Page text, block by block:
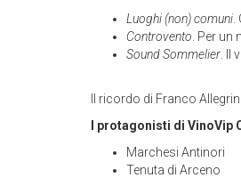
Luoghi (non) comuni
Controvento . Per
Sound Sommelier .
Il ricordo di Franco Allegrini
I protagonisti di VinoVip
Marchesi Antinori
Tenuta di Arceno